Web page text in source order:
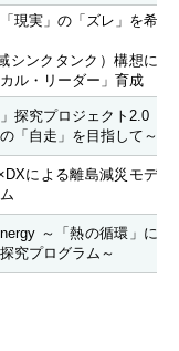
「現実」の「ズレ」を希
シンクタンク）構想に
ル・リーダー」育成
」探究プロジェクト2.0
「自走」を目指して～
による離島減災モデ
～「熱の循環」に
究プログラム～